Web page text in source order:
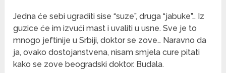
Jedna će sebi ugraditi sise “suze”, druga “jabuke”… Iz
guzice će im izvući mast i uvaliti u usne. Sve je to
mnogo jeftinije u Srbiji, doktor se zove… Naravno da
ja, ovako dostojanstvena, nisam smjela cure pitati
kako se zove beogradski doktor. Budala.